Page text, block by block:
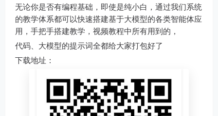
无论你是否有编程基础，即使是纯小白，通过我们系统
的教学体系都可以快速搭建基于大模型的各类智能体应
用，手把手搭建教学，视频教程中所有用到的，
代码、大模型的提示词全都给大家打包好了
下载地址：